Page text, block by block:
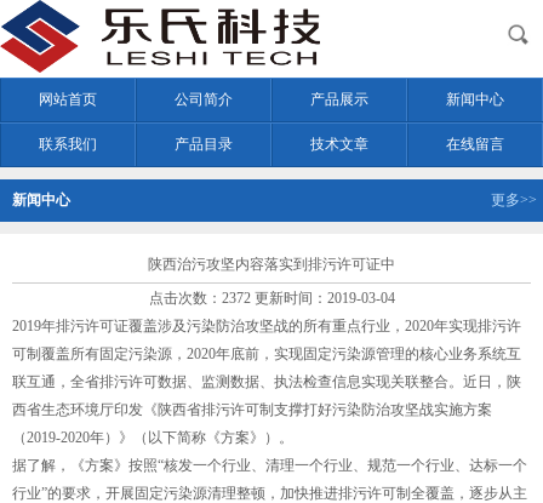
网站首页 公司简介 产品展示 新闻中心
联系我们 产品目录 技术文章 在线留言
新闻中心 更多>>
陕西治污攻坚内容落实到排污许可证中
点击次数：2372 更新时间：2019-03-04
2019年排污许可证覆盖涉及污染防治攻坚战的所有重点行业，2020年实现排污许
可制覆盖所有固定污染源，2020年底前，实现固定污染源管理的核心业务系统互
联互通，全省排污许可数据、监测数据、执法检查信息实现关联整合。近日，陕
西省生态环境厅印发《陕西省排污许可制支撑打好污染防治攻坚战实施方案
（2019-2020年）》（以下简称《方案》）。
据了解，《方案》按照“核发一个行业、清理一个行业、规范一个行业、达标一个
行业”的要求，开展固定污染源清理整顿，加快推进排污许可制全覆盖，逐步从主